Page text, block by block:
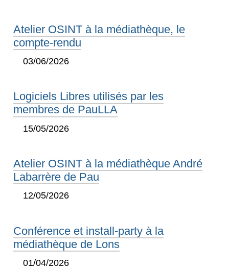
Atelier OSINT à la médiathèque, le
compte-rendu
03/06/2026
Logiciels Libres utilisés par les
membres de PauLLA
15/05/2026
Atelier OSINT à la médiathèque André
Labarrère de Pau
12/05/2026
Conférence et install-party à la
médiathèque de Lons
01/04/2026